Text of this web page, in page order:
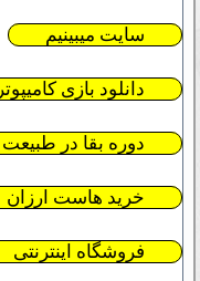
سایت میبینیم
دانلود بازی کامیپوتر
دوره بقا در طبیعت
خرید هاست ارزان
فروشگاه اینترنتی